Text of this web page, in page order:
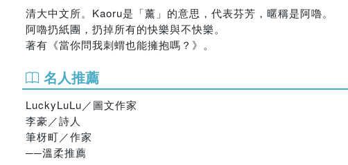
清大中文所。Kaoru是「薰」的意思，代表芬芳，暱稱是阿嚕。
阿嚕扔紙團，扔掉所有的快樂與不快樂。
著有《當你問我刺蝟也能擁抱嗎？》。
名人推薦
LuckyLuLu／圖文作家
李豪／詩人
筆枒町／作家
──溫柔推薦